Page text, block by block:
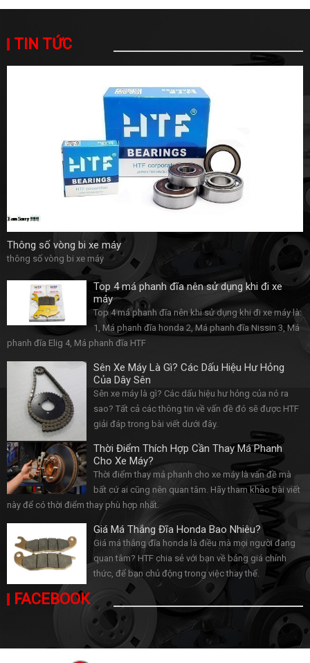
TIN TỨC
Thông số vòng bi xe máy
thông số vòng bi xe máy
Top 4 má phanh đĩa nên sử dụng khi đi xe
máy
Top 4 má phanh đĩa nên khi sử dụng khi đi xe máy là:
1, Má phanh đĩa honda 2, Má phanh đĩa Nissin 3, Má
phanh đĩa Elig 4, Má phanh đĩa HTF
Sên Xe Máy Là Gì? Các Dấu Hiệu Hư Hỏng
Của Dây Sên
Sên xe máy là gì? Các dấu hiệu hư hỏng của nó ra
sao? Tất cả các thông tin về vấn đề đó sẽ được HTF
giải đáp trong bài viết dưới đây.
Thời Điểm Thích Hợp Cần Thay Má Phanh
Cho Xe Máy?
Thời điểm thay má phanh cho xe máy là vấn đề mà
bất cứ ai cũng nên quan tâm. Hãy tham khảo bài viết
này để có thời điểm thay phù hợp nhất.
Giá Má Thắng Đĩa Honda Bao Nhiêu?
Giá má thắng đĩa honda là điều mà mọi người đang
quan tâm? HTF chia sẻ với bạn về bảng giá chính
thức, để bạn chủ động trong việc thay thế.
FACEBOOK